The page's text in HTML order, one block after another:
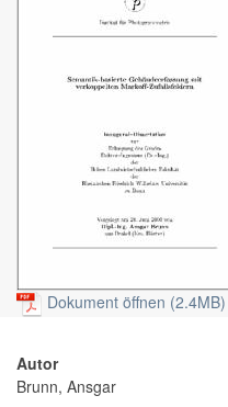
Dokument öffnen (2.4MB)
Autor
Brunn, Ansgar